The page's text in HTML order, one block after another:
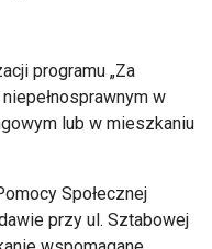
programu „Za
w
lub w mieszkaniu
Społecznej
przy ul. Sztabowej